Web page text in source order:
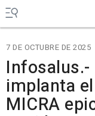
7 DE OCTUBRE DE 2025
implanta
MICRA